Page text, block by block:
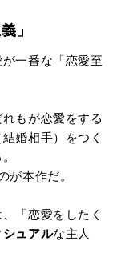
」
一番な「恋愛至
もが恋愛をする
婚相手）をつく
が本作だ。
「恋愛をしたく
シュアルな主人